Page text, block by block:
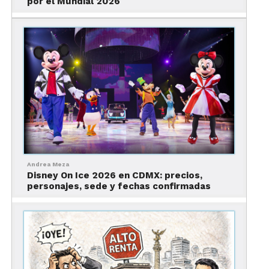
(máximo tres por persona).
También te tomarán la temperatura antes de
subirte a la trajinera y tendrás que usar cubrebocas
todo el tiempo. Las trajineras serán desinfectadas
después de cada uso y tendrán gel antibacterial
disponible. Habrá señales para mantener el
distanciamiento social, tendrás que usar
cubrebocas (esto también aplica para la persona
que lleva la trajinera) y se promoverá el lavado de
manos.
El horario de servicio será de 9:00 a 17:00 todo los
Descuentos en las trajineras
Andrea Meza
Disney On Ice 2026 en CDMX: precios,
personajes, sede y fechas confirmadas